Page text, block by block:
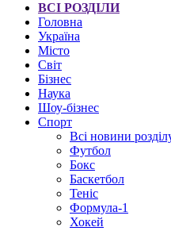
ВСІ РОЗДІЛИ
Головна
Україна
Місто
Світ
Бізнес
Наука
Шоу-бізнес
Спорт
Всі новини
Футбол
Бокс
Баскетбол
Теніс
Формула-1
Хокей